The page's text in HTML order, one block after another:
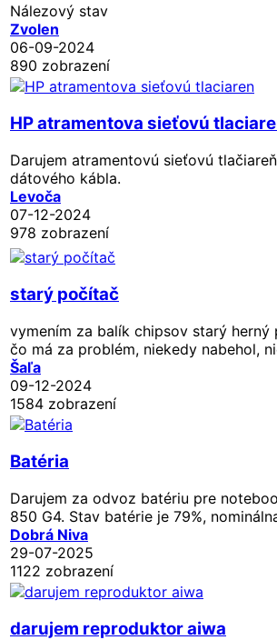
Nálezový stav
Zvolen
06-09-2024
890 zobrazení
HP atramentova sieťovú
Darujem atramentovú sieťovú
dátového kábla.
Levoča
07-12-2024
978 zobrazení
starý počítač
vymením za balík chipsov starý herný
čo má za problém, niekedy nabehol,
Šaľa
09-12-2024
1584 zobrazení
Batéria
Darujem za odvoz batériu pre
850 G4. Stav batérie je 79%,
Dobrá Niva
29-07-2025
1122 zobrazení
darujem reproduktor aiwa